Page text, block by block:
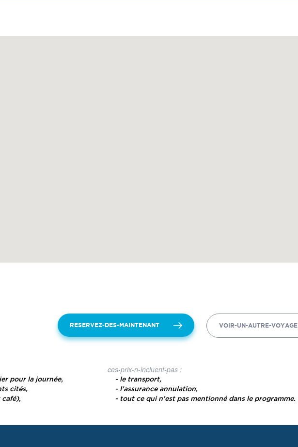
VOIR-UN-AUTRE-VOYAGE
RESERVEZ-DES-MAINTENANT
pour la journée,
cités,
café),
ces-prix-n-incluent-pas :
- le transport,
- l'assurance annulation,
- tout ce qui n'est pas mentionné dans le programme.